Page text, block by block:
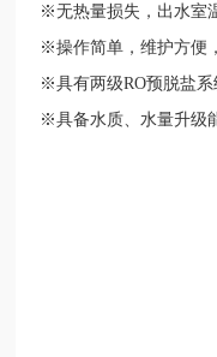
※无热量损失，出水室
※操作简单，维护方便
※具有两级RO预脱盐系
※具备水质、水量升级